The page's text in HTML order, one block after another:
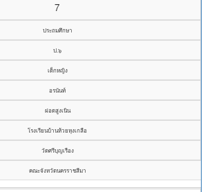
7
ประถมศึกษา
ป.๖
เด็กหญิง
อรนันท์
ฝอดสูงเนิน
โรงเรียนบ้านห้วยหุงเกลือ
วัดศรีบุญเรือง
คณะจังหวัดนครราชสีมา